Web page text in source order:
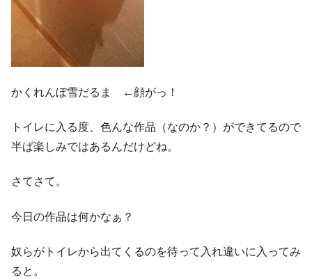
かくれんぼ雪だるま ←顔がっ！
トイレに入る度、色んな作品（なのか？）ができてるので
半ば楽しみではあるんだけどね。
さてさて。
今日の作品は何かなぁ？
奴らがトイレから出てくるのを待って入れ違いに入ってみ
ると。